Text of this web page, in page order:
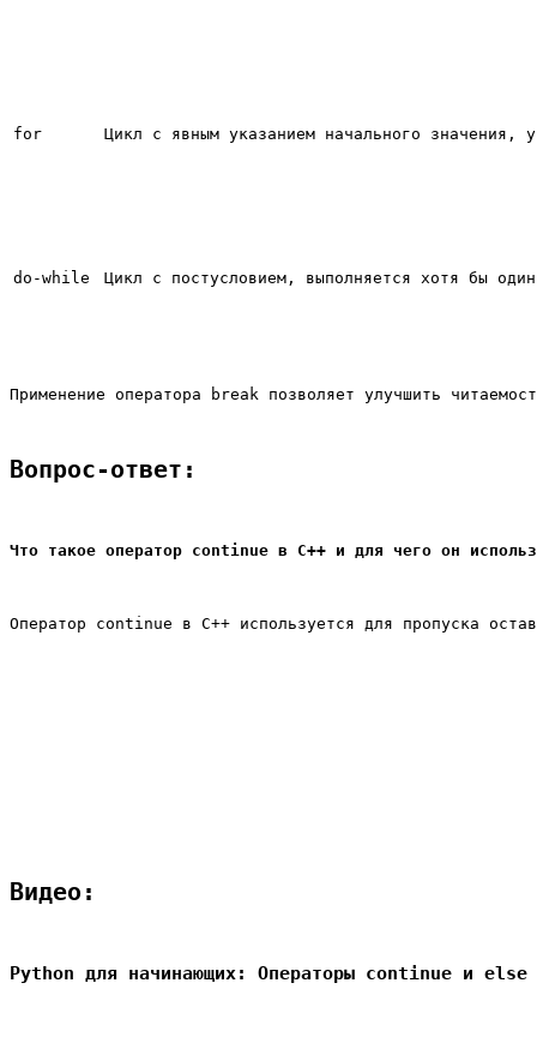
for Цикл с явным указанием начального значения,
do-while Цикл с постусловием, выполняется хотя бы
Применение оператора break позволяет улучшить
Вопрос-ответ:
Что такое оператор continue в C++ и для чего он
Оператор continue в C++ используется для пропуска
Видео:
Python для начинающих: Операторы continue и else